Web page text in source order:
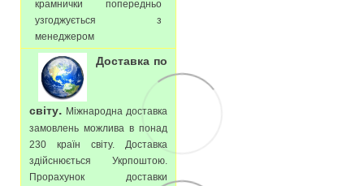
крамнички попередньо
узгоджується з
менеджером
Доставка по
світу. Міжнародна доставка
замовлень можлива в понад
230 країн світу. Доставка
здійснюється Укрпоштою.
Прорахунок доставки